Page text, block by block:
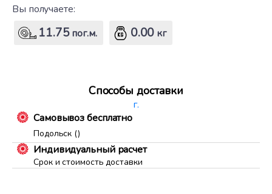
Вы получаете:
11.75пог.м. 0.00 кг
Способы доставки
г.
Самовывоз бесплатно
Подольск ()
Индивидуальный расчет
Срок и стоимость доставки